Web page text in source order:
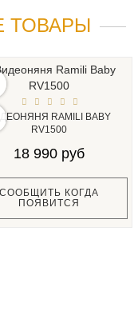
ТОВАРЫ
RAMILI BABY
RV1500
18 990 руб
СООБЩИТЬ КОГДА
ПОЯВИТСЯ